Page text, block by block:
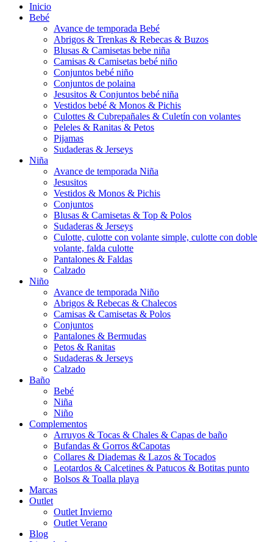
Inicio
Bebé
Avance de temporada Bebé
Abrigos & Trenkas & Rebecas & Buzos
Blusas & Camisetas bebe niña
Camisas & Camisetas bebé niño
Conjuntos bebé niño
Conjuntos de polaina
Jesusitos & Conjuntos bebé niña
Vestidos bebé & Monos & Pichis
Culottes & Cubrepañales & Culetín con volantes
Peleles & Ranitas & Petos
Pijamas
Sudaderas & Jerseys
Niña
Avance de temporada Niña
Jesusitos
Vestidos & Monos & Pichis
Conjuntos
Blusas & Camisetas & Top & Polos
Sudaderas & Jerseys
Culotte, culotte con volante simple, culotte con doble
volante, falda culotte
Pantalones & Faldas
Calzado
Niño
Avance de temporada Niño
Abrigos & Rebecas & Chalecos
Camisas & Camisetas & Polos
Conjuntos
Pantalones & Bermudas
Petos & Ranitas
Sudaderas & Jerseys
Calzado
Baño
Bebé
Niña
Niño
Complementos
Arruyos & Tocas & Chales & Capas de baño
Bufandas & Gorros &Capotas
Collares & Diademas & Lazos & Tocados
Leotardos & Calcetines & Patucos & Botitas punto
Bolsos & Toalla playa
Marcas
Outlet
Outlet Invierno
Outlet Verano
Blog